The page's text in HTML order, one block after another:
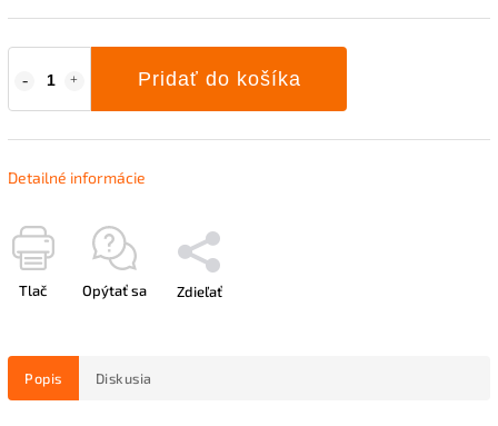
Pridať do košíka
Detailné informácie
Tlač Opýtať sa Zdieľať
Popis Diskusia